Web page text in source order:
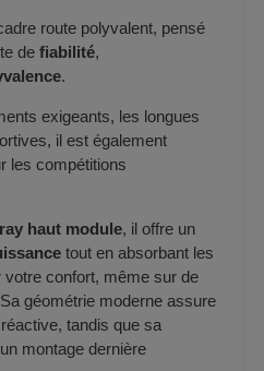
route polyvalent, pensé
de fiabilité,
.
exigeants, les longues
il est également
les compétitions
haut module, il offre un
tout en absorbant les
confort, même sur de
géométrie moderne assure
tandis que sa
montage dernière